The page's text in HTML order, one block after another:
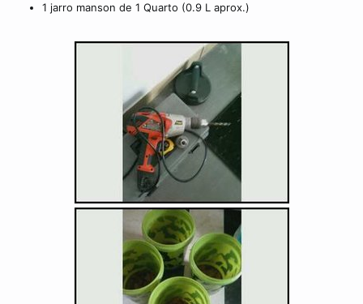
1 jarro manson de 1 Quarto (0.9 L aprox.)